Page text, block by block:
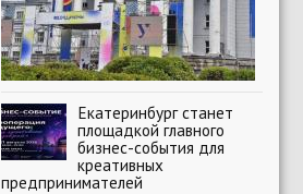
Екатеринбург станет
площадкой главного
бизнес-события для
креативных
предпринимателей